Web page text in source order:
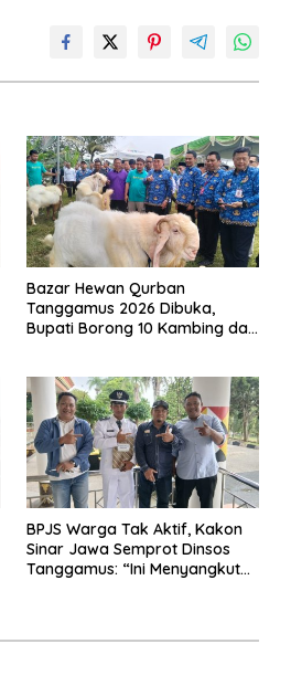
Bazar Hewan Qurban
Tanggamus 2026 Dibuka,
Bupati Borong 10 Kambing dari
BPJS Warga Tak Aktif, Kakon
Sinar Jawa Semprot Dinsos
Tanggamus: “Ini Menyangkut